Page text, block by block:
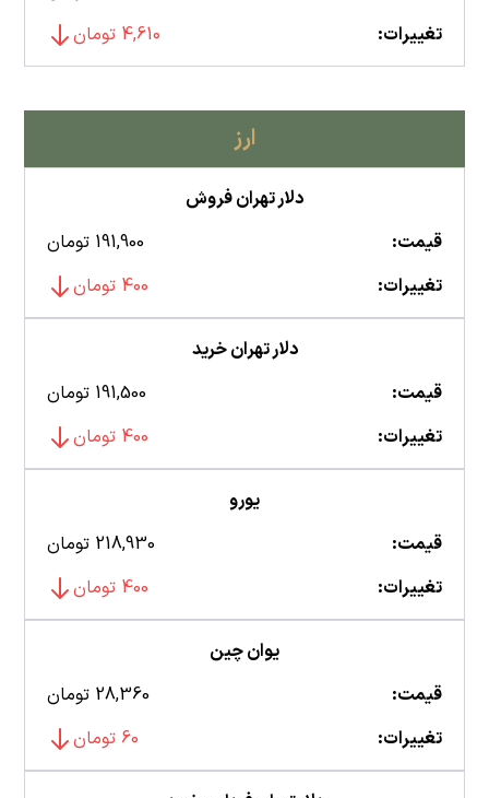
تغییرات:
4,610 تومان
ارز
دلار تهران فروش
قیمت:
191,900 تومان
تغییرات:
400 تومان
دلار تهران خرید
قیمت:
191,500 تومان
تغییرات:
400 تومان
یورو
قیمت:
218,930 تومان
تغییرات:
400 تومان
یوان چین
قیمت:
28,360 تومان
تغییرات:
60 تومان